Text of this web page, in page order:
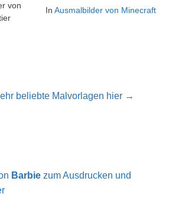
von
In Ausmalbilder von Minecraft
beliebte Malvorlagen hier →
Barbie zum Ausdrucken und